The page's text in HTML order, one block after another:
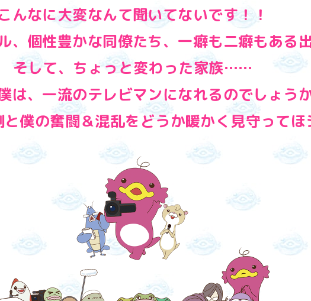
んなに大変なんて聞いてないです！！
、個性豊かな同僚たち、 一癖も二癖もある
そして、ちょっと変わった家族……
は、 一流のテレビマンになれるのでしょう
僕の奮闘＆混乱を どうか暖かく見守ってほ